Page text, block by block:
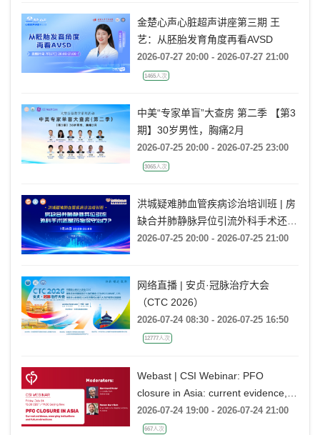
金楚心声心脏超声讲座第三期 王
艺：从胚胎发育角度再看AVSD
2026-07-27 20:00 - 2026-07-27 21:00
1465人次
中美“专家单盲”大查房 第二季 【第3
期】30岁男性，胸痛2月
2026-07-25 20:00 - 2026-07-25 23:00
3065人次
洪城疑难肺血管疾病诊治培训班 | 房
缺合并肺静脉异位引流外科手术还是
药物保守治疗?
2026-07-25 20:00 - 2026-07-25 21:00
网络直播 | 安贞·冠脉治疗大会
（CTC 2026）
2026-07-24 08:30 - 2026-07-25 16:50
12777人次
Webast | CSI Webinar: PFO
closure in Asia: current evidence,
emerging indications and future
directions
2026-07-24 19:00 - 2026-07-24 21:00
667人次